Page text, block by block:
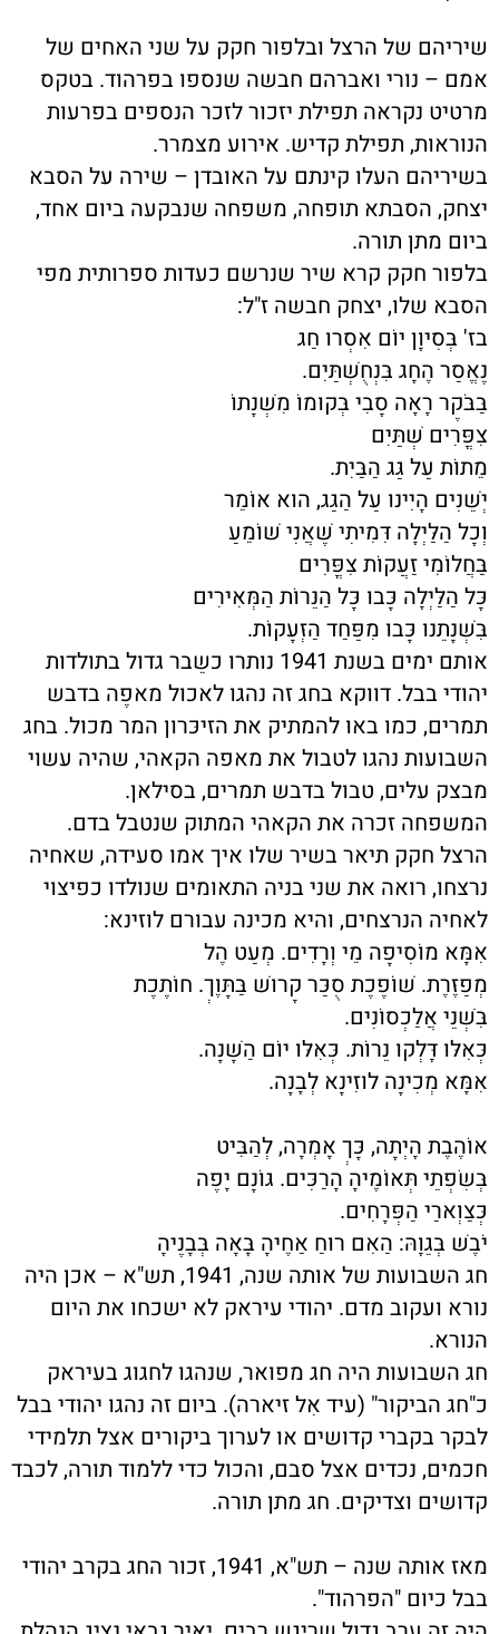
שיריהם של הרצל ובלפור חקק על שני האחים של
אמם – נורי ואברהם חבשה שנספו בפרהוד. בטקס
מרטיט נקראה תפילת יזכור לזכר הנספים בפרעות
הנוראות, תפילת קדיש. אירוע מצמרר.
בשיריהם העלו קינתם על האובדן – שירה על הסבא
יצחק, הסבתא תופחה, משפחה שנבקעה ביום אחד,
ביום מתן תורה.
בלפור חקק קרא שיר שנרשם כעדות ספרותית מפי
הסבא שלו, יצחק חבשה ז"ל:
בז' בְּסִיוָן יוֹם אִסְרוּ חַג
נֶאֱסַר הֶחָג בִּנְחֻשְׁתַּיִם.
בַּבֹּקֶר רָאָה סָבִי בְּקוּמוֹ מִשְּׁנָתוֹ
צִפֳּרִים שְׁתַּיִם
מֵתוֹת עַל גַּג הַבַּיִת.
יְשֵׁנִים הָיִינוּ עַל הַגַּג, הוּא אוֹמֵר
וְכָל הַלַּיְלָה דִּמִיתִי שֶׁאֲנִי שׁוֹמֵעַ
בַּחֲלוֹמִי זַעֲקוֹת צִפֳּרִים
כָּל הַלַּיְלָה כָּבוּ כָּל הַנֵּרוֹת הַמְּאִירִים
בִּשְׁנָתֵנוּ כָּבוּ מִפַּחַד הַזְּעָקוֹת.
אותם ימים בשנת 1941 נותרו כשֵבר גדול בתולדות
יהודי בבל. דווקא בחג זה נהגו לאכול מאפֶה בדבש
תמרים, כמו באוּ להמתיק את הזיכּרון המר מכול. בחג
השבועות נהגו לטבול את מאפה הקאהי, שהיה עשוי
מבצק עלים, טבול בדבש תמרים, בסילאן.
המשפחה זכרה את הקאהי המתוק שנטבל בדם.
הרצל חקק תיאר בשיר שלו איך אמו סעידה, שאחיה
נרצחו, רואה את שני בניה התאומים שנולדו כפיצוי
לאחיה הנרצחים, והיא מכינה עבורם לוזינא:
אִמָּא מוֹסִיפָה מֵי וְרָדִים. מְעַט הֶל
מְפַזֶּרֶת. שׁוֹפֶכֶת סֻכַּר קָרוּשׁ בַּתָּוֶךְ. חוֹתֶכֶת
בִּשְׁנֵי אֲלַכְסוֹנִים.
כְּאִלּוּ דָּלְקוּ נֵרוֹת. כְּאִלּוּ יוֹם הַשָּׁנָה.
אִמָּא מְכִינָה לוּזִינָא לְבָנָה.
אוֹהֶבֶת הָיְתָה, כָּךְ אָמְרָה, לְהַבִּיט
בְּשִׂפְתֵי תְּאוֹמֶיהָ הָרַכִּים. גּוֹנָם יָפֶה
כְּצַוְּארַי הַפְּרָחִים.
יֹבֶשׁ בְּגֵוָהּ: הַאִם רוּחַ אַחֶיהָ בָּאָה בְּבָנֶיהָ
חג השבועות של אותה שנה, 1941, תש"א – אכן היה
נורא ועקוב מדם. יהודי עיראק לא ישכחו את היום
הנורא.
חג השבועות היה חג מפואר, שנהגו לחגוג בעיראק
כ"חג הביקור" (עיד אִל זיארה). ביום זה נהגו יהודי בבל
לבקר בקברי קדושים או לערוך ביקורים אצל תלמידי
חכמים, נכדים אצל סבם, והכול כדי ללמוד תורה, לכבד
קדושים וצדיקים. חג מתן תורה.
מאז אותה שנה – תש"א, 1941, זכור החג בקרב יהודי
בבל כיום "הפרהוּד".